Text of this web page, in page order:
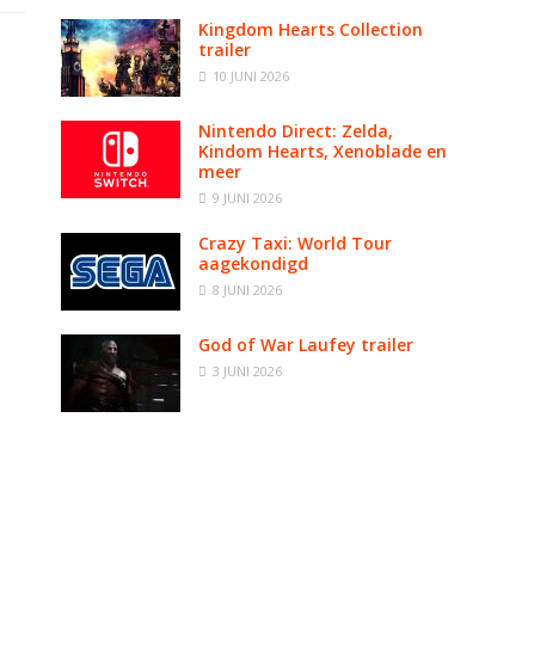
Kingdom Hearts Collection
trailer
10 JUNI 2026
Nintendo Direct: Zelda,
Kindom Hearts, Xenoblade en
meer
9 JUNI 2026
Crazy Taxi: World Tour
aagekondigd
8 JUNI 2026
God of War Laufey trailer
3 JUNI 2026